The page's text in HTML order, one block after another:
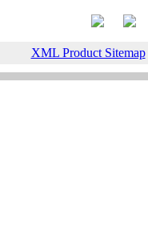
XML Product Sitemap|